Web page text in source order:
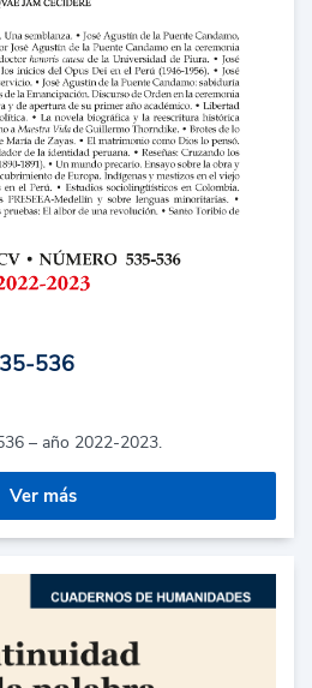
536
– año 2022-2023.
Ver más